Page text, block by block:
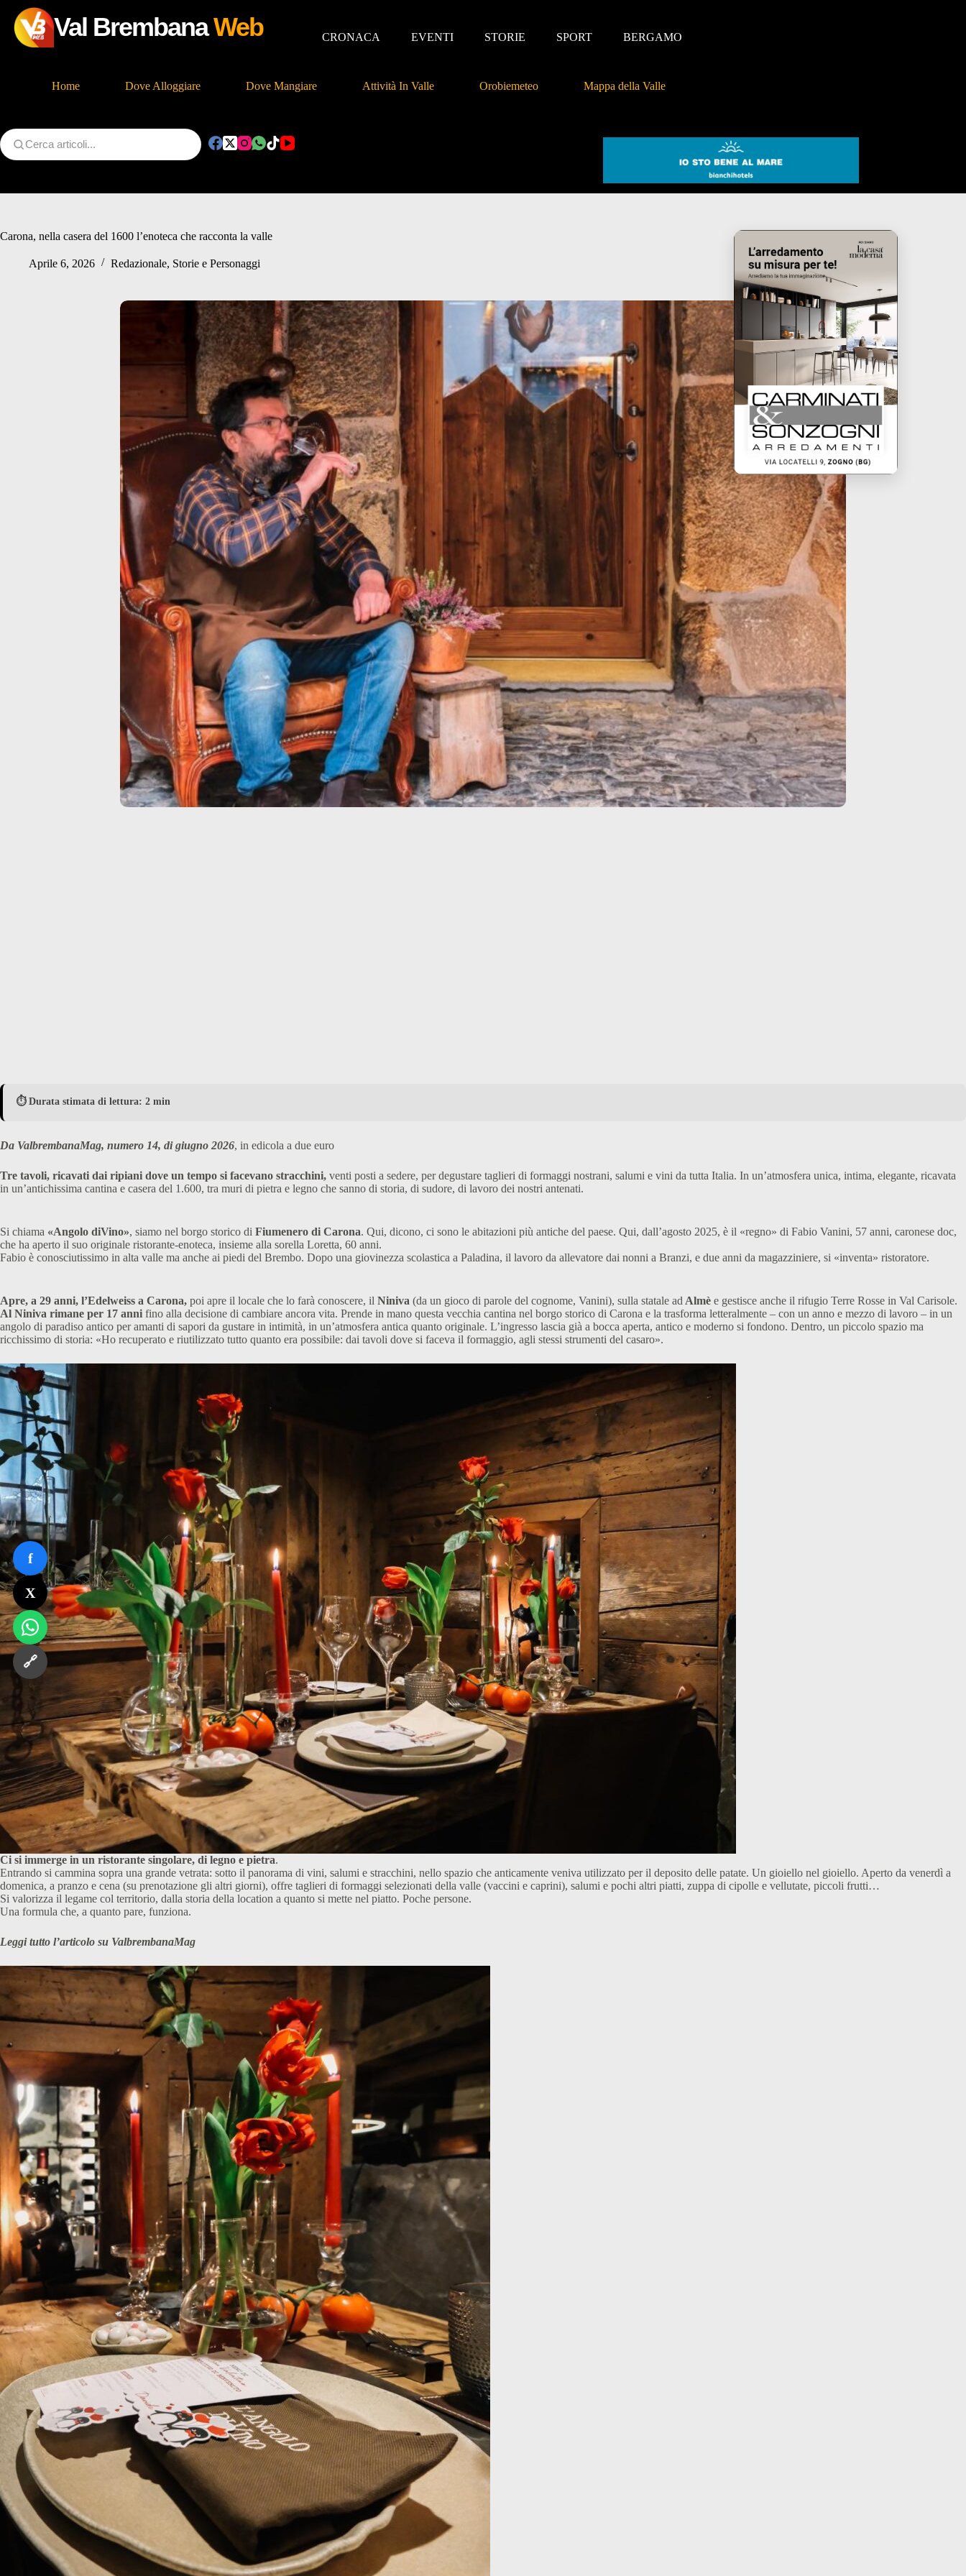
Val BrembanaWeb CRONACA EVENTI STORIE SPORT BERGAMO
Home Dove Alloggiare Dove Mangiare Attività In Valle Orobiemeteo Mappa della Valle
Carona, nella casera del 1600 l’enoteca che racconta la valle
Aprile 6, 2026 Redazionale, Storie e Personaggi
⏱️ Durata stimata di lettura: 2 min
Da ValbrembanaMag, numero 14, di giugno 2026, in edicola a due euro
Tre tavoli, ricavati dai ripiani dove un tempo si facevano stracchini, venti posti a sedere, per degustare taglieri di formaggi nostrani, salumi e vini da tutta Italia. In un’atmosfera unica, intima, elegante, ricavata
in un’antichissima cantina e casera del 1.600, tra muri di pietra e legno che sanno di storia, di sudore, di lavoro dei nostri antenati.
Si chiama «Angolo diVino», siamo nel borgo storico di Fiumenero di Carona. Qui, dicono, ci sono le abitazioni più antiche del paese. Qui, dall’agosto 2025, è il «regno» di Fabio Vanini, 57 anni, caronese doc,
che ha aperto il suo originale ristorante-enoteca, insieme alla sorella Loretta, 60 anni.
Fabio è conosciutissimo in alta valle ma anche ai piedi del Brembo. Dopo una giovinezza scolastica a Paladina, il lavoro da allevatore dai nonni a Branzi, e due anni da magazziniere, si «inventa» ristoratore.
Apre, a 29 anni, l’Edelweiss a Carona, poi apre il locale che lo farà conoscere, il Niniva (da un gioco di parole del cognome, Vanini), sulla statale ad Almè e gestisce anche il rifugio Terre Rosse in Val Carisole.
Al Niniva rimane per 17 anni fino alla decisione di cambiare ancora vita. Prende in mano questa vecchia cantina nel borgo storico di Carona e la trasforma letteralmente – con un anno e mezzo di lavoro – in un
angolo di paradiso antico per amanti di sapori da gustare in intimità, in un’atmosfera antica quanto originale. L’ingresso lascia già a bocca aperta, antico e moderno si fondono. Dentro, un piccolo spazio ma
ricchissimo di storia: «Ho recuperato e riutilizzato tutto quanto era possibile: dai tavoli dove si faceva il formaggio, agli stessi strumenti del casaro».
Ci si immerge in un ristorante singolare, di legno e pietra.
Entrando si cammina sopra una grande vetrata: sotto il panorama di vini, salumi e stracchini, nello spazio che anticamente veniva utilizzato per il deposito delle patate. Un gioiello nel gioiello. Aperto da venerdì a
domenica, a pranzo e cena (su prenotazione gli altri giorni), offre taglieri di formaggi selezionati della valle (vaccini e caprini), salumi e pochi altri piatti, zuppa di cipolle e vellutate, piccoli frutti…
Si valorizza il legame col territorio, dalla storia della location a quanto si mette nel piatto. Poche persone.
Una formula che, a quanto pare, funziona.
Leggi tutto l’articolo su ValbrembanaMag
f
X
🔗